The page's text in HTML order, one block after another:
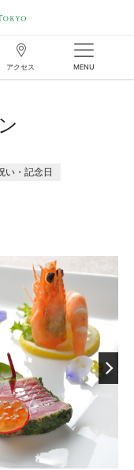
アクセス MENU
い・記念日